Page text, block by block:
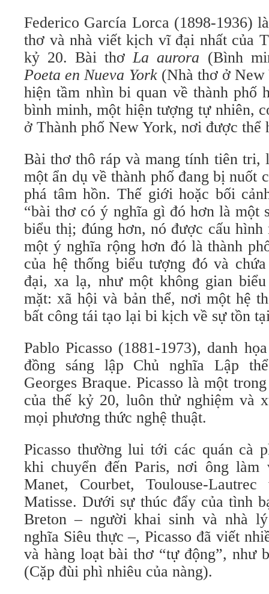
Federico García Lorca (1898-1936)
thơ và nhà viết kịch vĩ đại nhất của
kỷ 20. Bài thơLa aurora (Bình
Poeta en Nueva York(Nhà thơ ở New
hiện tầm nhìn bi quan về thành phố
bình minh, một hiện tượng tự nhiên,
ở Thành phố New York, nơi được thể
Bài thơ thô ráp và mang tính tiên tri,
một ẩn dụ về thành phố đang bị nuốt
phá tâm hồn. Thế giới hoặc bối
“bài thơ có ý nghĩa gì đó hơn là một
biểu thị; đúng hơn, nó được cấu hình
một ý nghĩa rộng hơn đó là thành
của hệ thống biểu tượng đó và
đại, xa lạ, như một không gian
mặt: xã hội và bản thể, nơi một hệ
bất công tái tạo lại bi kịch về sự tồn
Pablo Picasso (1881-1973), danh
đồng sáng lập Chủ nghĩa Lập
Georges Braque. Picasso là một
của thế kỷ 20, luôn thử nghiệm và
mọi phương thức nghệ thuật.
Picasso thường lui tới các quán cà
khi chuyển đến Paris, nơi ông làm
Manet, Courbet, Toulouse-
Matisse. Dưới sự thúc đẩy của tình
Breton – người khai sinh và nhà
nghĩa Siêu thực –, Picasso đã viết
và hàng loạt bài thơ “tự động”, như
(Cặp đùi phì nhiêu của nàng).